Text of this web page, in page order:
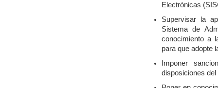
Electrónicas
Supervisar la
Sistema de
conocimiento a
para que adopte
Imponer
disposiciones